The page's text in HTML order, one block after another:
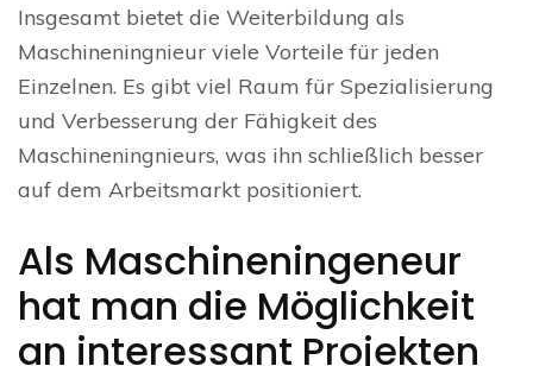
Insgesamt bietet die Weiterbildung als
Maschineningnieur viele Vorteile für jeden
Einzelnen. Es gibt viel Raum für Spezialisierung
und Verbesserung der Fähigkeit des
Maschineningnieurs, was ihn schließlich besser
auf dem Arbeitsmarkt positioniert.
Als Maschineningeneur
hat man die Möglichkeit
an interessant Projekten